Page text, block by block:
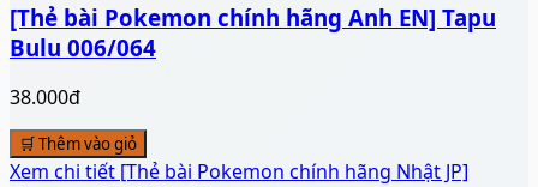
[Thẻ bài Pokemon chính hãng Anh EN] Tapu
Bulu 006/064
38.000đ
🛒 Thêm vào giỏ
Xem chi tiết [Thẻ bài Pokemon chính hãng Nhật JP]